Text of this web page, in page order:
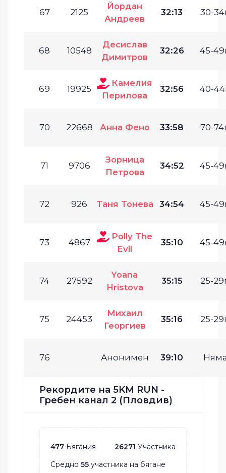
67 2125
Йордан
Андреев
32:13 30-
68 10548
Десислав
Димитров
32:26 45-
69 19925
Камелия
Перилова
32:56 40-
70 22668 Анна Фено 33:58 70-
71 9706
Зорница
Петрова
34:52 45-
72 926 Таня Тонева 34:54 45-
73 4867
Polly The
Evil
35:10 45-
74 27592
Yoana
Hristova
35:15 25-
75 24453
Михаил
Георгиев
35:16 25-
76 Анонимен 39:10
Рекордите на 5KM RUN -
Гребен канал 2 (Пловдив)
477 Бягания 26271 Участника
Средно 55 участника на бягане